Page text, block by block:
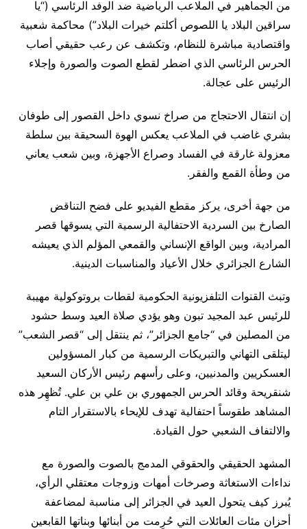
من الجماهير في الملاعب الرياضية ضد الوفد الرئاسي (“يا
سراقين البلاد يا اللصوص أكلتم خيرات البلاد”) محاكمة شعبية
واقتصادية مباشرة للنظام، وتكشف عن رعب حقيقي أصاب
الحرس الرئاسي الذي اضطر لقطع الصوت والصورة وإجلاء
الرئيس على عجالة.
إن انتقال الاحتجاج من صراخ نسوي داخل القصور إلى طوفان
بشري غاضب في الملاعب يعكس الهوة السحيقة بين سلطة
معزولة غارقة في الفساد وصراع الأجهزة، وبين شعب يعاني
من وطأة القمع والفقر.
من جهة أخرى، يركز مقطع الفيديو على فضح التناقض
الصارخ بين السردية الاحتفالية الرسمية التي يسوقها قصر
المرادية، وبين الواقع الإنساني والقمعي المؤلم الذي يعيشه
الشارع الجزائري خلال الأعياد والمناسبات الدينية.
وتبث القنوات التلفزيونية الحكومية لقطات بروتوكولية مهيبة
للرئيس عبد المجيد تبون وهو يؤدي صلاة العيد وسط حشود
من المصلين في “جامع الجزائر”، ثم ينتقل إلى “قصر الشعب”
ليتلقى التهاني والتبريكات الرسمية من كبار المسؤولين
العسكريين والمدنيين، وعلى رأسهم رئيس الأركان السعيد
شنقريحة وقائد الحرس الجمهوري بن علي بن علي. تُظهِر هذه
المشاهد طقوساً احتفالية تهدف للإيحاء بالاستقرار التام
والالتفاف الشعبي حول القيادة.
المشهد الحقيقي والحقوقي المدمج بالصوت والصورة مع
نداءات الاستغاثة وصرخات أمهات وزوجات معتقلي الرأي،
يُبرز كيف يتحول العيد في الجزائر إلى مناسبة لمضاعفة
أحزان مئات العائلات التي حُرِمت من أبنائها وبناتها القابعين